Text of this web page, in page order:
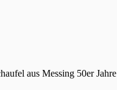
aus Messing 50er Jahre